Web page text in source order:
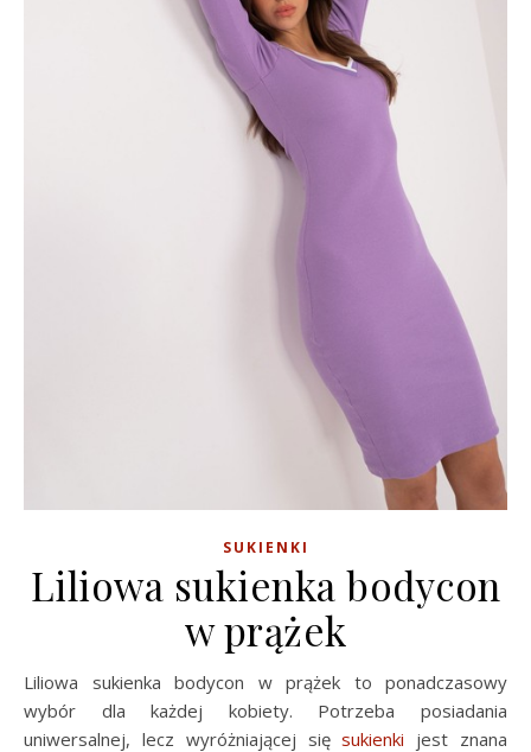
SUKIENKI
Liliowa sukienka bodycon
w prążek
Liliowa sukienka bodycon w prążek to ponadczasowy
wybór dla każdej kobiety. Potrzeba posiadania
uniwersalnej, lecz wyróżniającej sięsukienki jest znana